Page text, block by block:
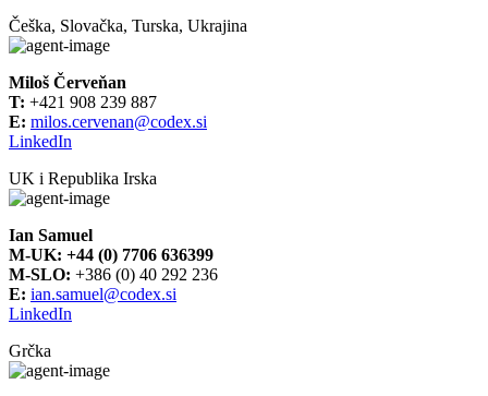
Češka, Slovačka, Turska, Ukrajina
Miloš Červeňan
T: +421 908 239 887
E: milos.cervenan@codex.si
LinkedIn
UK i Republika Irska
Ian Samuel
M-UK: +44 (0) 7706 636399
M-SLO: +386 (0) 40 292 236
E: ian.samuel@codex.si
LinkedIn
Grčka